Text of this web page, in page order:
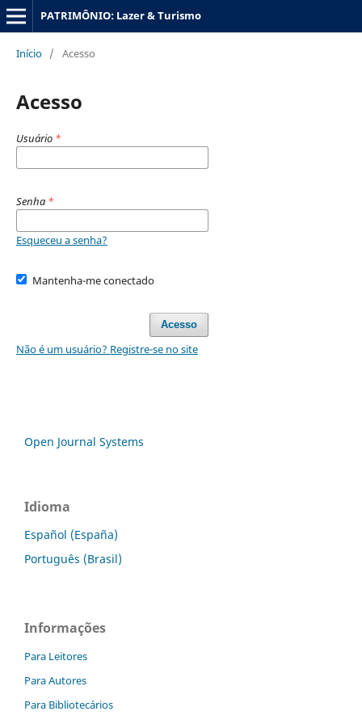
PATRIMÔNIO: Lazer & Turismo
Início / Acesso
Acesso
Usuário *
Senha *
Esqueceu a senha?
Mantenha-me conectado
Acesso
Não é um usuário? Registre-se no site
Open Journal Systems
Idioma
Español (España)
Português (Brasil)
Informações
Para Leitores
Para Autores
Para Bibliotecários